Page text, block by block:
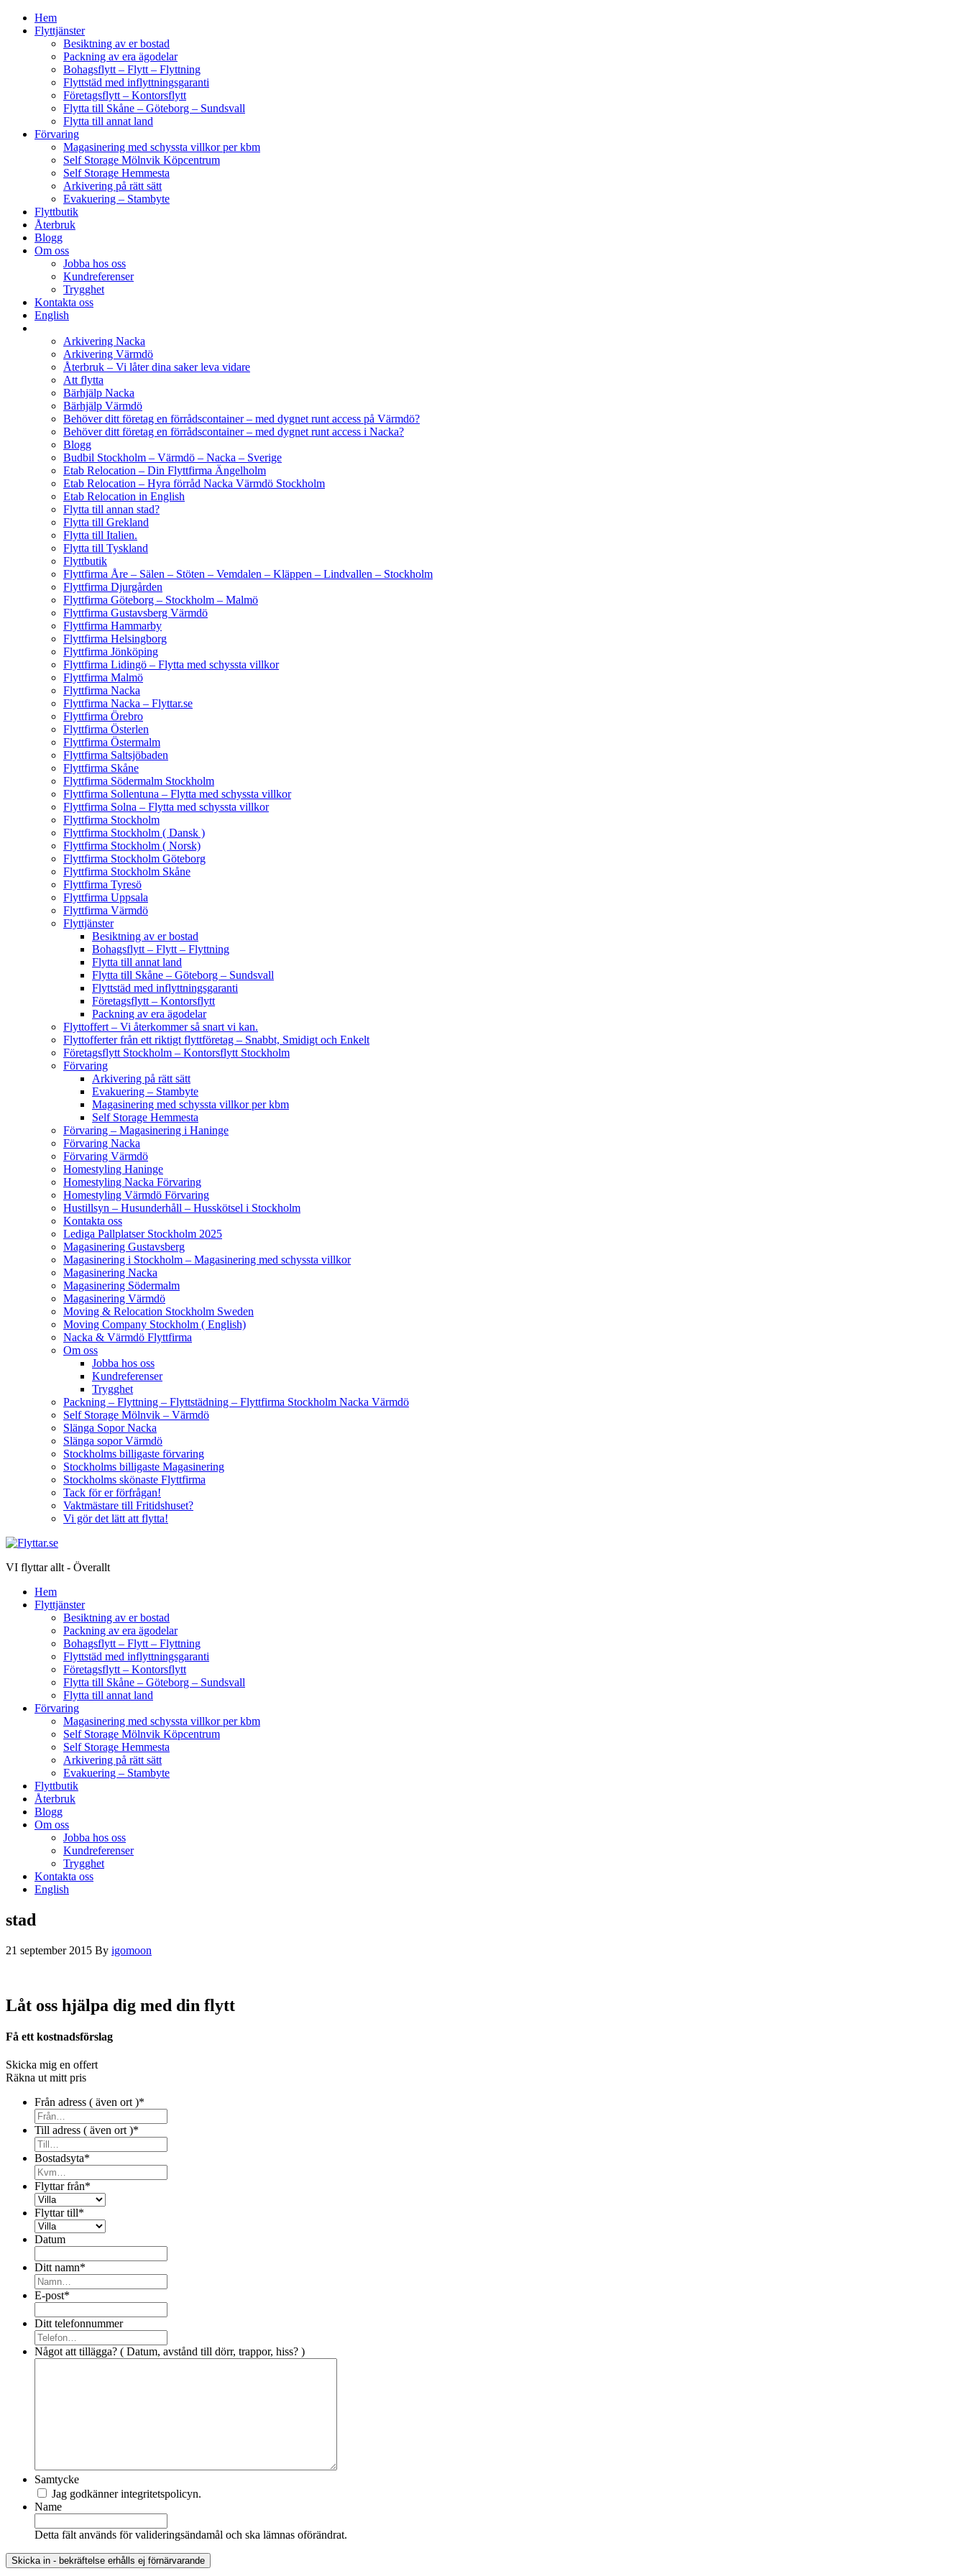
Hem
Flyttjänster
Besiktning av er bostad
Packning av era ägodelar
Bohagsflytt – Flytt – Flyttning
Flyttstäd med inflyttningsgaranti
Företagsflytt – Kontorsflytt
Flytta till Skåne – Göteborg – Sundsvall
Flytta till annat land
Förvaring
Magasinering med schyssta villkor per kbm
Self Storage Mölnvik Köpcentrum
Self Storage Hemmesta
Arkivering på rätt sätt
Evakuering – Stambyte
Flyttbutik
Återbruk
Blogg
Om oss
Jobba hos oss
Kundreferenser
Trygghet
Kontakta oss
English
Arkivering Nacka
Arkivering Värmdö
Återbruk – Vi låter dina saker leva vidare
Att flytta
Bärhjälp Nacka
Bärhjälp Värmdö
Behöver ditt företag en förrådscontainer – med dygnet runt access på Värmdö?
Behöver ditt företag en förrådscontainer – med dygnet runt access i Nacka?
Blogg
Budbil Stockholm – Värmdö – Nacka – Sverige
Etab Relocation – Din Flyttfirma Ängelholm
Etab Relocation – Hyra förråd Nacka Värmdö Stockholm
Etab Relocation in English
Flytta till annan stad?
Flytta till Grekland
Flytta till Italien.
Flytta till Tyskland
Flyttbutik
Flyttfirma Åre – Sälen – Stöten – Vemdalen – Kläppen – Lindvallen – Stockholm
Flyttfirma Djurgården
Flyttfirma Göteborg – Stockholm – Malmö
Flyttfirma Gustavsberg Värmdö
Flyttfirma Hammarby
Flyttfirma Helsingborg
Flyttfirma Jönköping
Flyttfirma Lidingö – Flytta med schyssta villkor
Flyttfirma Malmö
Flyttfirma Nacka
Flyttfirma Nacka – Flyttar.se
Flyttfirma Örebro
Flyttfirma Österlen
Flyttfirma Östermalm
Flyttfirma Saltsjöbaden
Flyttfirma Skåne
Flyttfirma Södermalm Stockholm
Flyttfirma Sollentuna – Flytta med schyssta villkor
Flyttfirma Solna – Flytta med schyssta villkor
Flyttfirma Stockholm
Flyttfirma Stockholm ( Dansk )
Flyttfirma Stockholm ( Norsk)
Flyttfirma Stockholm Göteborg
Flyttfirma Stockholm Skåne
Flyttfirma Tyresö
Flyttfirma Uppsala
Flyttfirma Värmdö
Flyttjänster
Besiktning av er bostad
Bohagsflytt – Flytt – Flyttning
Flytta till annat land
Flytta till Skåne – Göteborg – Sundsvall
Flyttstäd med inflyttningsgaranti
Företagsflytt – Kontorsflytt
Packning av era ägodelar
Flyttoffert – Vi återkommer så snart vi kan.
Flyttofferter från ett riktigt flyttföretag – Snabbt, Smidigt och Enkelt
Företagsflytt Stockholm – Kontorsflytt Stockholm
Förvaring
Arkivering på rätt sätt
Evakuering – Stambyte
Magasinering med schyssta villkor per kbm
Self Storage Hemmesta
Förvaring – Magasinering i Haninge
Förvaring Nacka
Förvaring Värmdö
Homestyling Haninge
Homestyling Nacka Förvaring
Homestyling Värmdö Förvaring
Hustillsyn – Husunderhåll – Husskötsel i Stockholm
Kontakta oss
Lediga Pallplatser Stockholm 2025
Magasinering Gustavsberg
Magasinering i Stockholm – Magasinering med schyssta villkor
Magasinering Nacka
Magasinering Södermalm
Magasinering Värmdö
Moving & Relocation Stockholm Sweden
Moving Company Stockholm ( English)
Nacka & Värmdö Flyttfirma
Om oss
Jobba hos oss
Kundreferenser
Trygghet
Packning – Flyttning – Flyttstädning – Flyttfirma Stockholm Nacka Värmdö
Self Storage Mölnvik – Värmdö
Slänga Sopor Nacka
Slänga sopor Värmdö
Stockholms billigaste förvaring
Stockholms billigaste Magasinering
Stockholms skönaste Flyttfirma
Tack för er förfrågan!
Vaktmästare till Fritidshuset?
Vi gör det lätt att flytta!
VI flyttar allt - Överallt
Hem
Flyttjänster
Besiktning av er bostad
Packning av era ägodelar
Bohagsflytt – Flytt – Flyttning
Flyttstäd med inflyttningsgaranti
Företagsflytt – Kontorsflytt
Flytta till Skåne – Göteborg – Sundsvall
Flytta till annat land
Förvaring
Magasinering med schyssta villkor per kbm
Self Storage Mölnvik Köpcentrum
Self Storage Hemmesta
Arkivering på rätt sätt
Evakuering – Stambyte
Flyttbutik
Återbruk
Blogg
Om oss
Jobba hos oss
Kundreferenser
Trygghet
Kontakta oss
English
stad
21 september 2015 By igomoon
Låt oss hjälpa dig med din flytt
Få ett kostnadsförslag
Skicka mig en offert
Räkna ut mitt pris
Från adress ( även ort )*
Till adress ( även ort )*
Bostadsyta*
Flyttar från*
Flyttar till*
Datum
Ditt namn*
E-post*
Ditt telefonnummer
Något att tillägga? ( Datum, avstånd till dörr, trappor, hiss? )
Samtycke
Jag godkänner integritetspolicyn.
Name
Detta fält används för valideringsändamål och ska lämnas oförändrat.